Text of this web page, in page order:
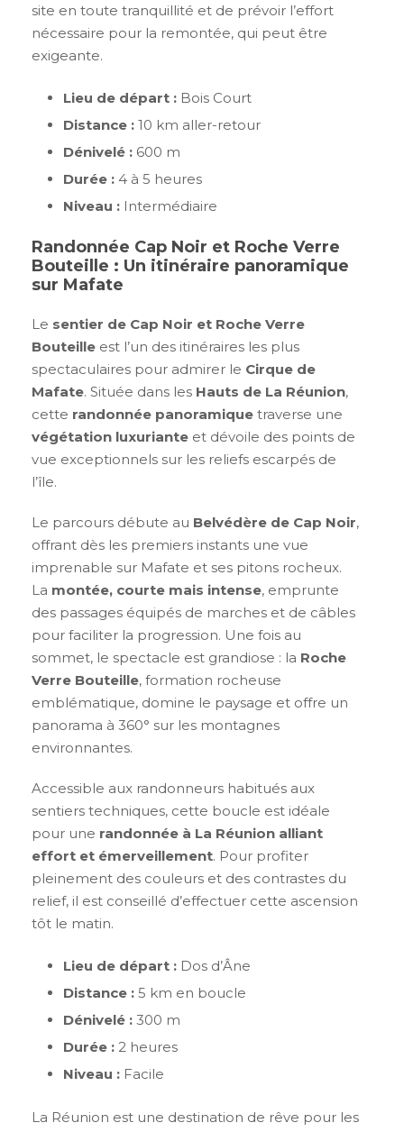
site en toute tranquillité et de prévoir l’effort
nécessaire pour la remontée, qui peut être
exigeante.
Lieu de départ : Bois Court
Distance : 10 km aller-retour
Dénivelé : 600 m
Durée : 4 à 5 heures
Niveau : Intermédiaire
Randonnée Cap Noir et Roche Verre
Bouteille : Un itinéraire panoramique
sur Mafate
Le sentier de Cap Noir et Roche Verre
Bouteille est l’un des itinéraires les plus
spectaculaires pour admirer le Cirque de
Mafate. Située dans les Hauts de La Réunion,
cette randonnée panoramique traverse une
végétation luxuriante et dévoile des points de
vue exceptionnels sur les reliefs escarpés de
l’île.
Le parcours débute au Belvédère de Cap Noir,
offrant dès les premiers instants une vue
imprenable sur Mafate et ses pitons rocheux.
La montée, courte mais intense, emprunte
des passages équipés de marches et de câbles
pour faciliter la progression. Une fois au
sommet, le spectacle est grandiose : la Roche
Verre Bouteille, formation rocheuse
emblématique, domine le paysage et offre un
panorama à 360° sur les montagnes
environnantes.
Accessible aux randonneurs habitués aux
sentiers techniques, cette boucle est idéale
pour une randonnée à La Réunion alliant
effort et émerveillement. Pour profiter
pleinement des couleurs et des contrastes du
relief, il est conseillé d’effectuer cette ascension
tôt le matin.
Lieu de départ : Dos d’Âne
Distance : 5 km en boucle
Dénivelé : 300 m
Durée : 2 heures
Niveau : Facile
La Réunion est une destination de rêve pour les